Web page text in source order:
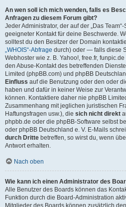
An wen soll ich mich wenden, falls es
Anfragen zu diesem Forum gibt?
Jeder Administrator, der auf der „Das
geeigneter Kontakt für deine Beschwerde.
solltest du den Besitzer der Domain
„WHOIS“-Abfrage durch) oder — falls diese
Webhoster wie z. B. Yahoo!, free.fr,
den Abuse-Kontakt des betreffenden
Limited (phpBB.com) und phpBB
Einfluss auf die Benutzung oder den oder
haben und dafür in keiner Weise zur
können. Kontaktiere daher nie phpBB
Zusammenhang mit jeglichen juristischen
Haftungsfragen usw.), die sich nicht direkt
phpbb.de oder die phpBB-Software selbst
oder phpBB Deutschland e. V. E-Mails
durch Dritte betreffen, so wirst du, wenn
Antwort erhalten.
Nach oben
Wie kann ich einen Administrator des
Alle Benutzer des Boards können das
Funktion durch die Board-Administration
Mitglieder des Boards können zusätzlich